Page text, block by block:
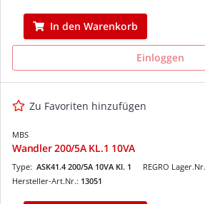
In den Warenkorb
Einloggen
Zu Favoriten hinzufügen
MBS
Wandler 200/5A KL.1 10VA
REGRO
Type: ASK41.4 200/5A 10VA Kl. 1
Hersteller-Art.Nr.: 13051